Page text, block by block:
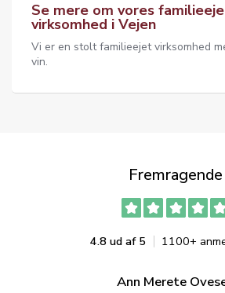
Se mere om vores
virksomhed i Vejen
Vi er en stolt familieejet virksomhed
vin.
Fremragende
4.8 ud af 5 1100+
Ann Merete